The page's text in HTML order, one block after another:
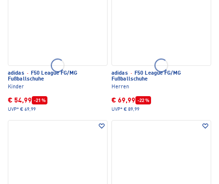
adidas · F50 League FG/MG
Fußballschuhe
Kinder
€ 54,99 -21 %
UVP* € 69,99
adidas · F50 League FG/MG
Fußballschuhe
Herren
€ 69,99 -22 %
UVP* € 89,99